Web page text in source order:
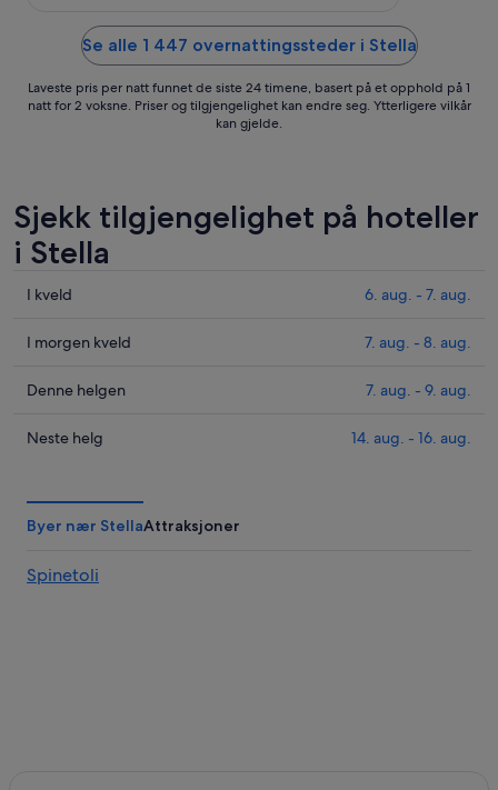
Se alle 1 447 overnattingssteder i Stella
Laveste pris per natt funnet de siste 24 timene, basert på et opphold på 1
natt for 2 voksne. Priser og tilgjengelighet kan endre seg. Ytterligere vilkår
kan gjelde.
Sjekk tilgjengelighet på hoteller
i Stella
Sjekk
i
for
kveld,
-
7.
I kveld 6. aug. - 7. aug.
Sjekk
i
for
kveld,
7.
-
I morgen kveld 7. aug. - 8. aug.
Sjekk
i
denne
helgen,
aug.
Denne helgen 7. aug. - 9. aug.
Sjekk
Stella
for
helg,
Neste helg 14. aug. - 16. aug.
Byer nær StellaAttraksjoner
Spinetoli